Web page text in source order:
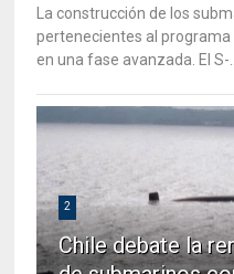
La construcción de los
pertenecientes al programa
en una fase avanzada. El S-...
2
Chile debate la